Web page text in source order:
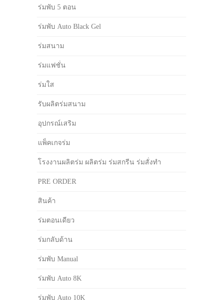
ร่มพับ 5 ตอน
ร่มพับ Auto Black Gel
ร่มสนาม
ร่มแฟชั่น
ร่มใส
รับผลิตร่มสนาม
อุปกรณ์เสริม
แพ็คเกจร่ม
โรงงานผลิตร่ม ผลิตร่ม ร่มสกรีน ร่มสั่งทำ
PRE ORDER
สินค้า
ร่มตอนเดียว
ร่มกลับด้าน
ร่มพับ Manual
ร่มพับ Auto 8K
ร่มพับ Auto 10K